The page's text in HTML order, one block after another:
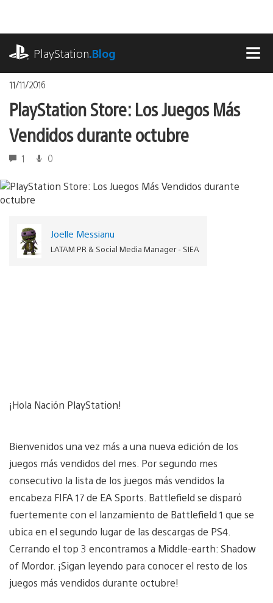
contenido
PlayStation.Blog
11/11/2016
PlayStation Store: Los Juegos Más
Vendidos durante octubre
1 0
Joelle Messianu
LATAM PR & Social Media Manager - SIEA
¡Hola Nación PlayStation!
Bienvenidos una vez más a una nueva edición de los
juegos más vendidos del mes. Por segundo mes
consecutivo la lista de los juegos más vendidos la
encabeza FIFA 17 de EA Sports. Battlefield se disparó
fuertemente con el lanzamiento de Battlefield 1 que se
ubica en el segundo lugar de las descargas de PS4.
Cerrando el top 3 encontramos a Middle-earth: Shadow
of Mordor. ¡Sigan leyendo para conocer el resto de los
juegos más vendidos durante octubre!